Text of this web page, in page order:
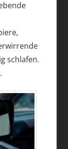
schlafen.